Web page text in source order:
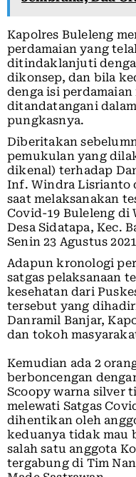
Kapolres Buleleng
perdamaian yang
ditindaklanjuti
dikonsep, dan bila
denga isi
ditandatangani
pungkasnya.
Diberitakan
pemukulan yang
dikenal) terhadap
Inf. Windra Lisrianto
saat melaksanakan
Covid-19 Buleleng di
Desa Sidatapa, Kec.
Senin 23 Agustus
Adapun kronologi
satgas pelaksanaan
kesehatan dari
tersebut yang
Danramil Banjar,
dan tokoh
Kemudian ada 2
berboncengan
Scoopy warna silver
melewati Satgas
dihentikan oleh
keduanya tidak mau
salah satu anggota
tergabung di Tim